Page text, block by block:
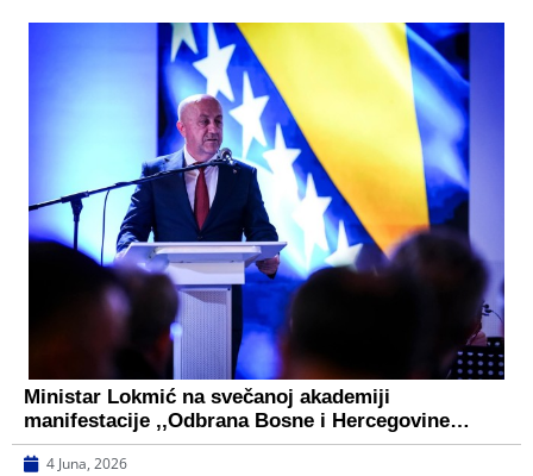
Ministar Lokmić na svečanoj akademiji
manifestacije ,,Odbrana Bosne i Hercegovine…
4 Juna, 2026